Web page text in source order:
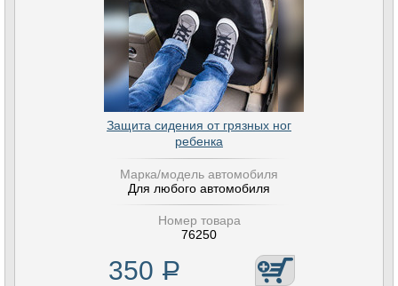
Защита сидения от грязных ног
ребенка
Марка/модель автомобиля
Для любого автомобиля
Номер товара
76250
350 Р